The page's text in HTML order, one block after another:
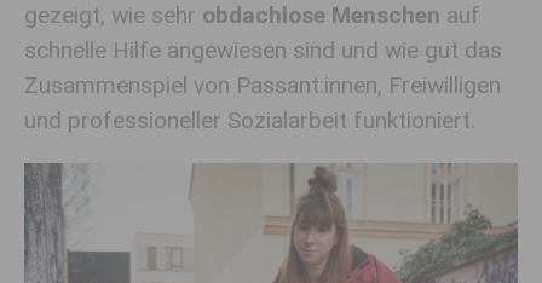
gezeigt, wie sehr obdachlose Menschen auf
schnelle Hilfe angewiesen sind und wie gut das
Zusammenspiel von Passant:innen, Freiwilligen
und professioneller Sozialarbeit funktioniert.